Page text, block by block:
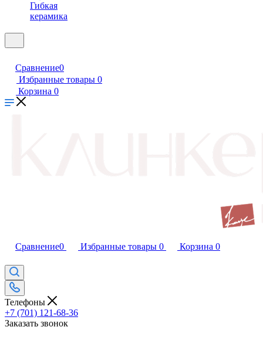
Гибкая
керамика
Сравнение0
Избранные товары 0
Корзина 0
Сравнение0 Избранные товары 0 Корзина 0
Телефоны
+7 (701) 121-68-36
Заказать звонок